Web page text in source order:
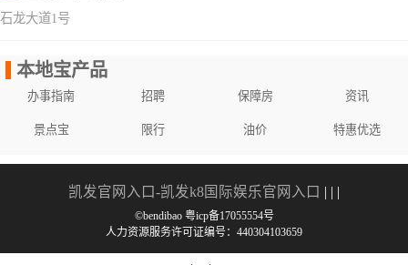
石龙大道1号
本地宝产品
办事指南 招聘 保障房 资讯
景点宝 限行 油价 特惠优选
凯发官网入口-凯发k8国际娱乐官网入口 | | |
©bendibao 粤icp备17055554号
人力资源服务许可证编号：440304103659